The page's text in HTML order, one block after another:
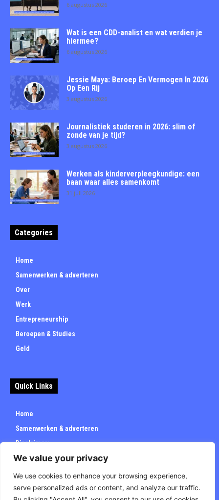
We value your privacy
We use cookies to enhance your browsing experience,
serve personalized ads or content, and analyze our traffic.
6 augustus 2026
Wat is een CDD-analist en wat verdien je
hiermee?
6 augustus 2026
Jessie Maya: Beroep En Vermogen In 2026
Op Een Rij
3 augustus 2026
Journalistiek studeren in 2026: slim of
zonde van je tijd?
3 augustus 2026
Werken als kinderverpleegkundige: een
baan waar alles samenkomt
31 juli 2026
Categories
Home
Samenwerken & adverteren
Over
Werk
Entrepreneurship
Beroepen & Studies
Geld
Quick Links
Home
Samenwerken & adverteren
Disclaimer:
Over
Privacybeleid